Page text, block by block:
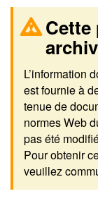
Cette
L’information
est fournie à
tenue de
normes Web
pas été
Pour obtenir
veuillez